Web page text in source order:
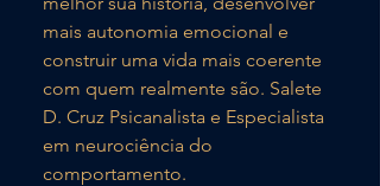
mais autonomia emocional e
construir uma vida mais coerente
com quem realmente são. Salete
D. Cruz Psicanalista e Especialista
em neurociência do
comportamento.